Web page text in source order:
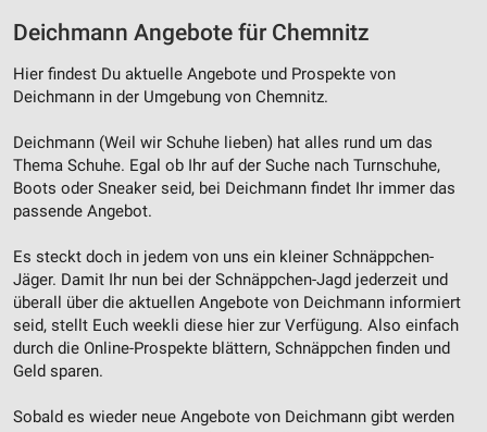
Deichmann Angebote für Chemnitz
Hier findest Du aktuelle Angebote und Prospekte von
Deichmann in der Umgebung von Chemnitz.
Deichmann (Weil wir Schuhe lieben) hat alles rund um das
Thema Schuhe. Egal ob Ihr auf der Suche nach Turnschuhe,
Boots oder Sneaker seid, bei Deichmann findet Ihr immer das
passende Angebot.
Es steckt doch in jedem von uns ein kleiner Schnäppchen-
Jäger. Damit Ihr nun bei der Schnäppchen-Jagd jederzeit und
überall über die aktuellen Angebote von Deichmann informiert
seid, stellt Euch weekli diese hier zur Verfügung. Also einfach
durch die Online-Prospekte blättern, Schnäppchen finden und
Geld sparen.
Sobald es wieder neue Angebote von Deichmann gibt werden
IAB-Verarbeitungszwecke:
auf einem Endgerät
Werbeanzeigen
Erstellung von Profilen für personalisierte
Werbung
Verwendung von Profilen zur Auswahl
personalisierter Werbung
Erstellung von Profilen zur Personalisierung
von Inhalten
Verwendung von Profilen zur Auswahl